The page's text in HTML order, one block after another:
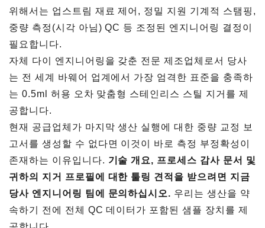
위해서는 업스트림 재료 제어, 정밀 지원 기계적 스탬핑,
중량 측정(시각 아님) QC 등 조정된 엔지니어링 결정이
필요합니다.
자체 다이 엔지니어링을 갖춘 전문 제조업체로서 당사
는 전 세계 바웨어 업계에서 가장 엄격한 표준을 충족하
는 0.5ml 허용 오차 맞춤형 스테인리스 스틸 지거를 제
공합니다.
현재 공급업체가 마지막 생산 실행에 대한 중량 교정 보
고서를 생성할 수 없다면 이것이 바로 측정 부정확성이
존재하는 이유입니다. 기술 개요, 프로세스 감사 문서 및
귀하의 지거 프로필에 대한 툴링 견적을 받으려면 지금
당사 엔지니어링 팀에 문의하십시오. 우리는 생산을 약
속하기 전에 전체 QC 데이터가 포함된 샘플 장치를 제